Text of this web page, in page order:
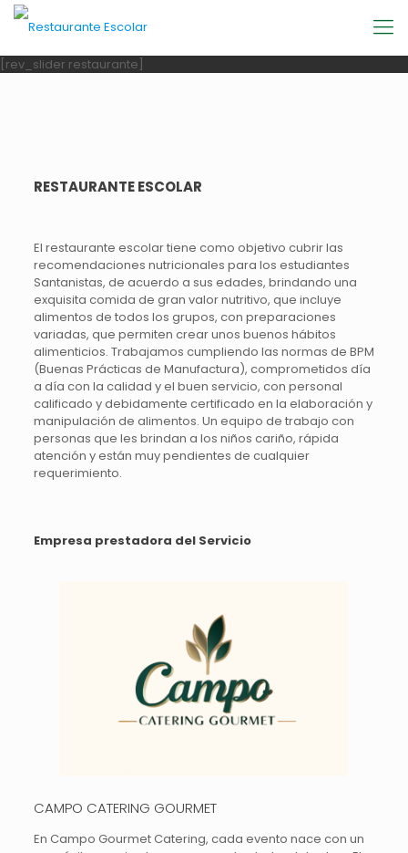
[rev_slider restaurante]
RESTAURANTE ESCOLAR
El restaurante escolar tiene como objetivo cubrir las
recomendaciones nutricionales para los estudiantes
Santanistas, de acuerdo a sus edades, brindando una
exquisita comida de gran valor nutritivo, que incluye
alimentos de todos los grupos, con preparaciones
variadas, que permiten crear unos buenos hábitos
alimenticios. Trabajamos cumpliendo las normas de BPM
(Buenas Prácticas de Manufactura), comprometidos día
a día con la calidad y el buen servicio, con personal
calificado y debidamente certificado en la elaboración y
manipulación de alimentos. Un equipo de trabajo con
personas que les brindan a los niños cariño, rápida
atención y están muy pendientes de cualquier
requerimiento.
Empresa prestadora del Servicio
CAMPO CATERING GOURMET
En Campo Gourmet Catering, cada evento nace con un